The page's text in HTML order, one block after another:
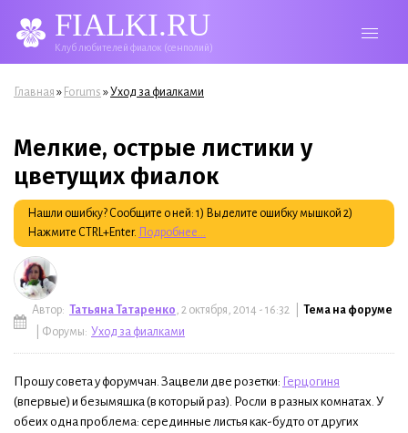
FIALKI.RU
Клуб любителей фиалок (сенполий)
Вы здесь
Главная » Forums »Уход за фиалками
Мелкие, острые листики у
цветущих фиалок
Нашли ошибку? Сообщите о ней: 1) Выделите ошибку мышкой 2)
Нажмите CTRL+Enter. Подробнее...
Автор: Татьяна Татаренко, 2 октября, 2014 - 16:32 | Тема на форуме
| Форумы: Уход за фиалками
Прошу совета у форумчан. Зацвели две розетки: Герцогиня
(впервые) и безымяшка (в который раз). Росли в разных комнатах. У
обеих одна проблема: серединные листья как-будто от других